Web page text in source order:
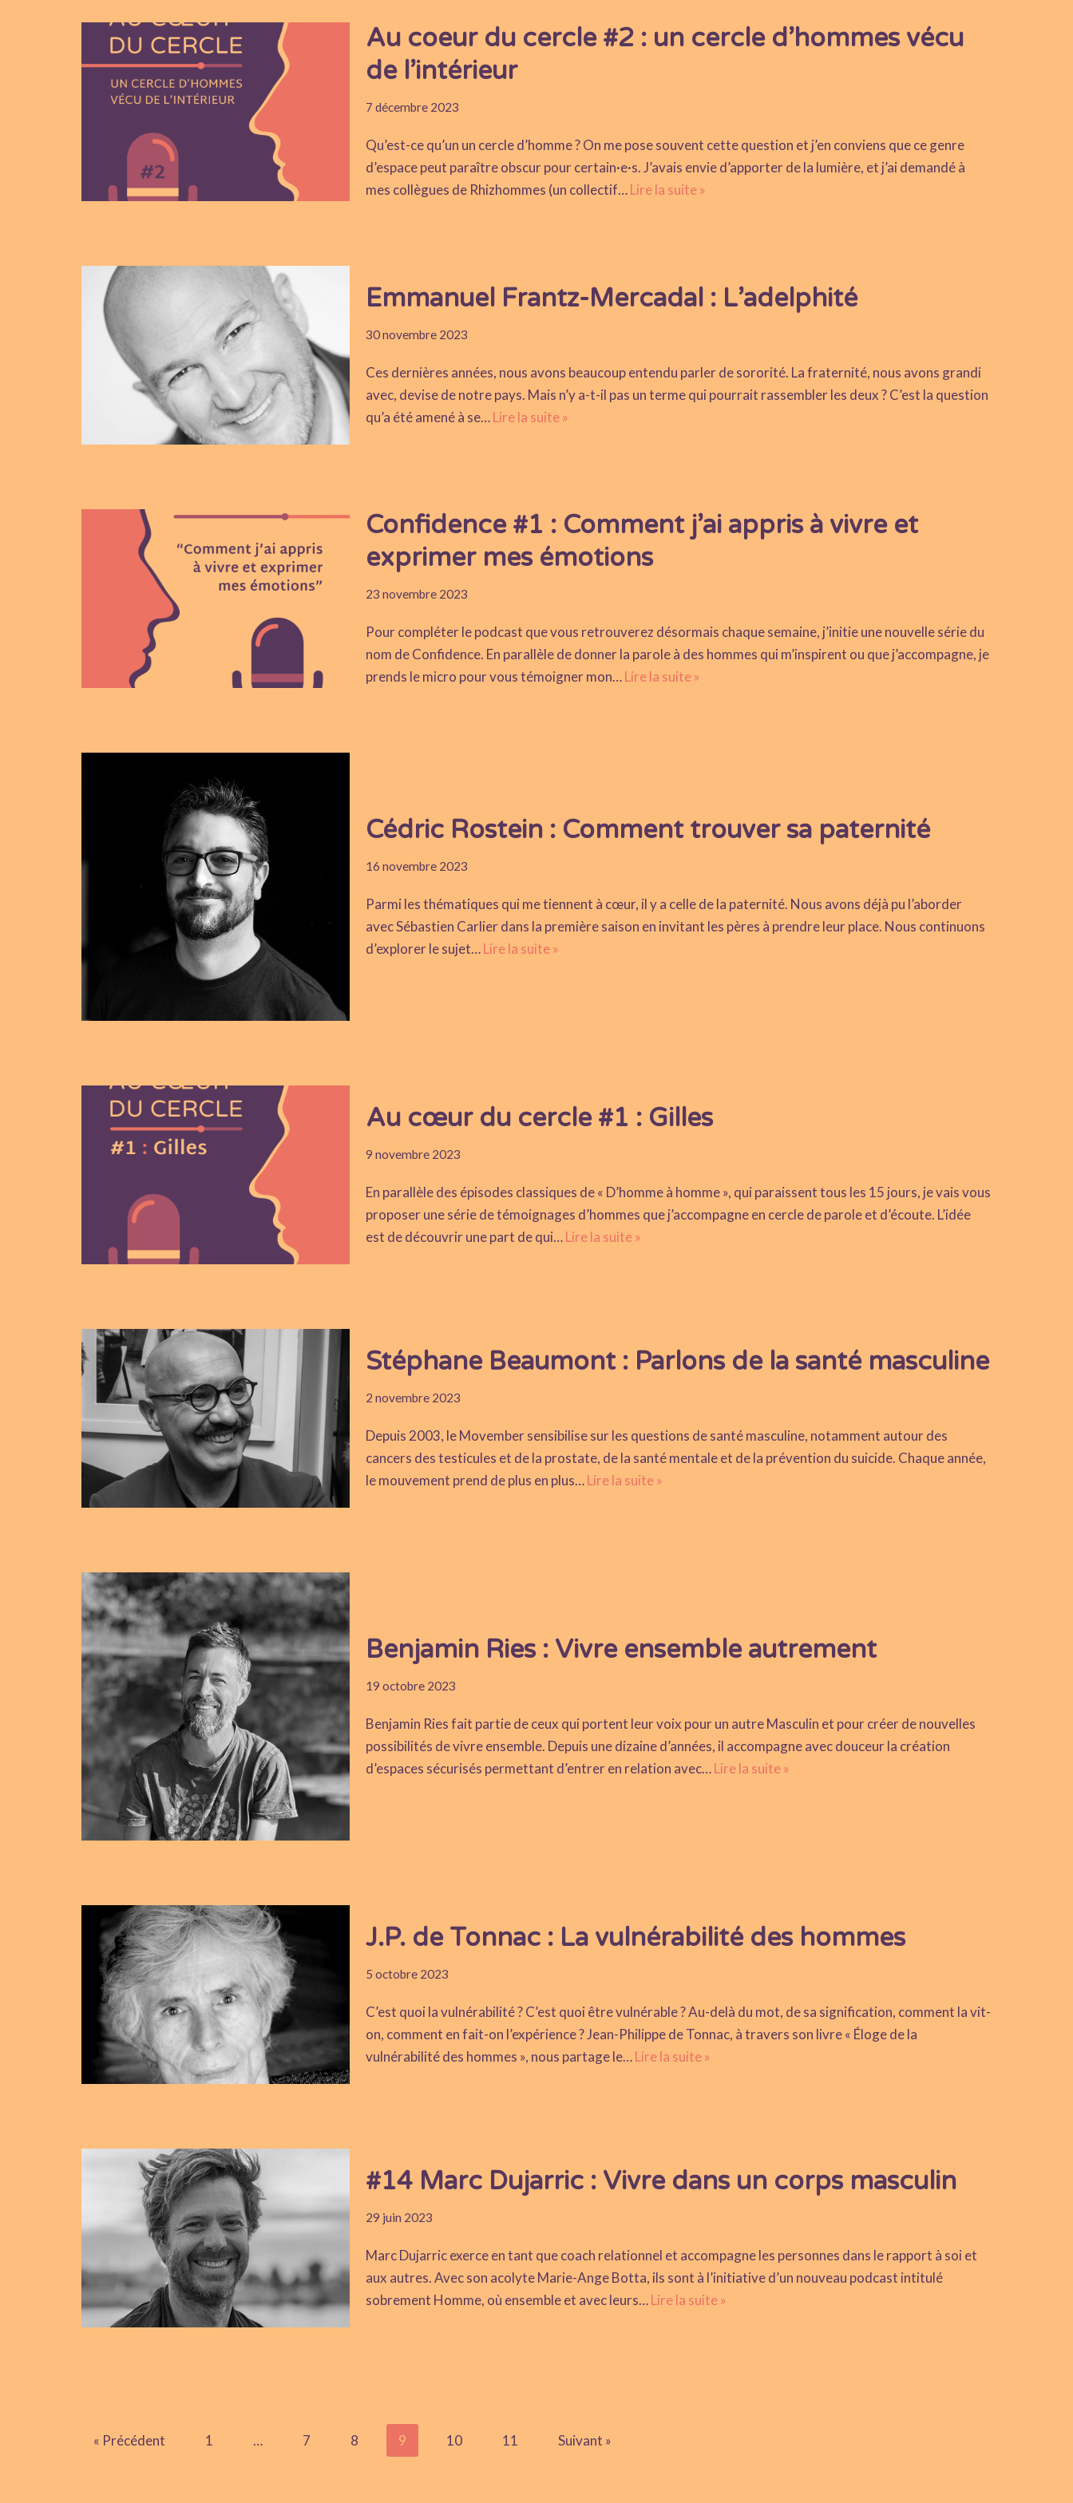
Au coeur du cercle #2 : un cercle d’hommes vécu
de l’intérieur
7 décembre 2023
Qu’est-ce qu’un un cercle d’homme ? On me pose souvent cette question et j’en conviens que ce genre
d’espace peut paraître obscur pour certain·e·s. J’avais envie d’apporter de la lumière, et j’ai demandé à
mes collègues de Rhizhommes (un collectif…Lire la suite »
Emmanuel Frantz-Mercadal : L’adelphité
30 novembre 2023
Ces dernières années, nous avons beaucoup entendu parler de sororité. La fraternité, nous avons grandi
avec, devise de notre pays. Mais n’y a-t-il pas un terme qui pourrait rassembler les deux ? C’est la question
qu’a été amené à se…Lire la suite »
Confidence #1 : Comment j’ai appris à vivre et
exprimer mes émotions
23 novembre 2023
Pour compléter le podcast que vous retrouverez désormais chaque semaine, j’initie une nouvelle série du
nom de Confidence. En parallèle de donner la parole à des hommes qui m’inspirent ou que j’accompagne, je
prends le micro pour vous témoigner mon…Lire la suite »
Cédric Rostein : Comment trouver sa paternité
16 novembre 2023
Parmi les thématiques qui me tiennent à cœur, il y a celle de la paternité. Nous avons déjà pu l’aborder
avec Sébastien Carlier dans la première saison en invitant les pères à prendre leur place. Nous continuons
d’explorer le sujet…Lire la suite »
Au cœur du cercle #1 : Gilles
9 novembre 2023
En parallèle des épisodes classiques de « D’homme à homme », qui paraissent tous les 15 jours, je vais vous
proposer une série de témoignages d’hommes que j’accompagne en cercle de parole et d’écoute. L’idée
est de découvrir une part de qui…Lire la suite »
Stéphane Beaumont : Parlons de la santé masculine
2 novembre 2023
Depuis 2003, le Movember sensibilise sur les questions de santé masculine, notamment autour des
cancers des testicules et de la prostate, de la santé mentale et de la prévention du suicide. Chaque année,
le mouvement prend de plus en plus…Lire la suite »
Benjamin Ries : Vivre ensemble autrement
19 octobre 2023
Benjamin Ries fait partie de ceux qui portent leur voix pour un autre Masculin et pour créer de nouvelles
possibilités de vivre ensemble. Depuis une dizaine d’années, il accompagne avec douceur la création
d’espaces sécurisés permettant d’entrer en relation avec…Lire la suite »
J.P. de Tonnac : La vulnérabilité des hommes
5 octobre 2023
C’est quoi la vulnérabilité ? C’est quoi être vulnérable ? Au-delà du mot, de sa signification, comment la vit-
on, comment en fait-on l’expérience ? Jean-Philippe de Tonnac, à travers son livre « Éloge de la
vulnérabilité des hommes », nous partage le…Lire la suite »
#14 Marc Dujarric : Vivre dans un corps masculin
29 juin 2023
Marc Dujarric exerce en tant que coach relationnel et accompagne les personnes dans le rapport à soi et
aux autres. Avec son acolyte Marie-Ange Botta, ils sont à l’initiative d’un nouveau podcast intitulé
sobrement Homme, où ensemble et avec leurs…Lire la suite »
« Précédent 1 … 7 8 9 10 11 Suivant »